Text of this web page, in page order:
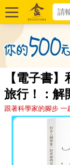
【電子書
旅行！：解
跟著科學家的腳步 一